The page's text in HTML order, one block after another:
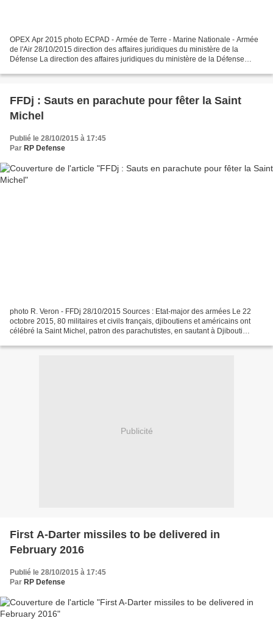
OPEX Apr 2015 photo ECPAD - Armée de Terre - Marine Nationale - Armée
de l'Air 28/10/2015 direction des affaires juridiques du ministère de la
Défense La direction des affaires juridiques du ministère de la Défense
FFDj : Sauts en parachute pour fêter la Saint
Michel
Publié le 28/10/2015 à 17:45
Par RP Defense
photo R. Veron - FFDj 28/10/2015 Sources : Etat-major des armées Le 22
octobre 2015, 80 militaires et civils français, djiboutiens et américains ont
célébré la Saint Michel, patron des parachutistes, en sautant à Djibouti
Publicité
First A-Darter missiles to be delivered in
February 2016
Publié le 28/10/2015 à 17:45
Par RP Defense